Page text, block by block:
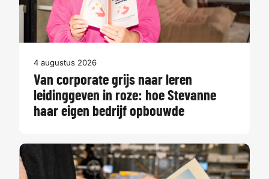
4 augustus 2026
Van corporate grijs naar leren
leidinggeven in roze: hoe Stevanne
haar eigen bedrijf opbouwde